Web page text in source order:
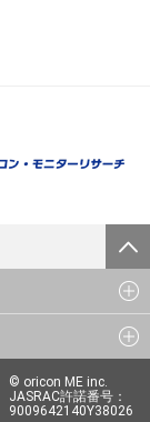
© oricon ME inc.
JASRAC許諾番号：
9009642140Y38026